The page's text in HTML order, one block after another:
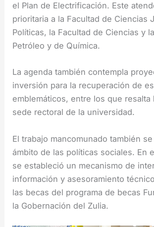
el Plan de Electrificación. Este
prioritaria a la Facultad de Ciencias
Políticas, la Facultad de Ciencias y
Petróleo y de Química.
La agenda también contempla
inversión para la recuperación de
emblemáticos, entre los que resalta
sede rectoral de la universidad.
El trabajo mancomunado también
ámbito de las políticas sociales. En
se estableció un mecanismo de
información y asesoramiento
las becas del programa de becas
la Gobernación del Zulia.